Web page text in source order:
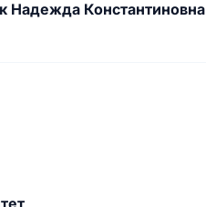
Надежда Константиновна